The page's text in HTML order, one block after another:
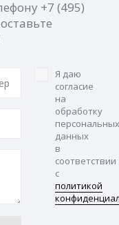
+7 (495)
Я даю
согласие
на
обработку
персональных
данных
в
соответствии
с
политикой